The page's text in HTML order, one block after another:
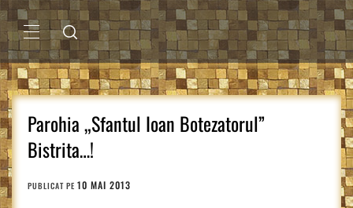
Sari
la
conținutMENIU
PRINCIPAL
Parohia „Sfantul Ioan Botezatorul”
Bistrita…!
PUBLICAT PE 10 MAI 2013